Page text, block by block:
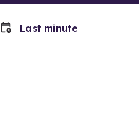
Last minute